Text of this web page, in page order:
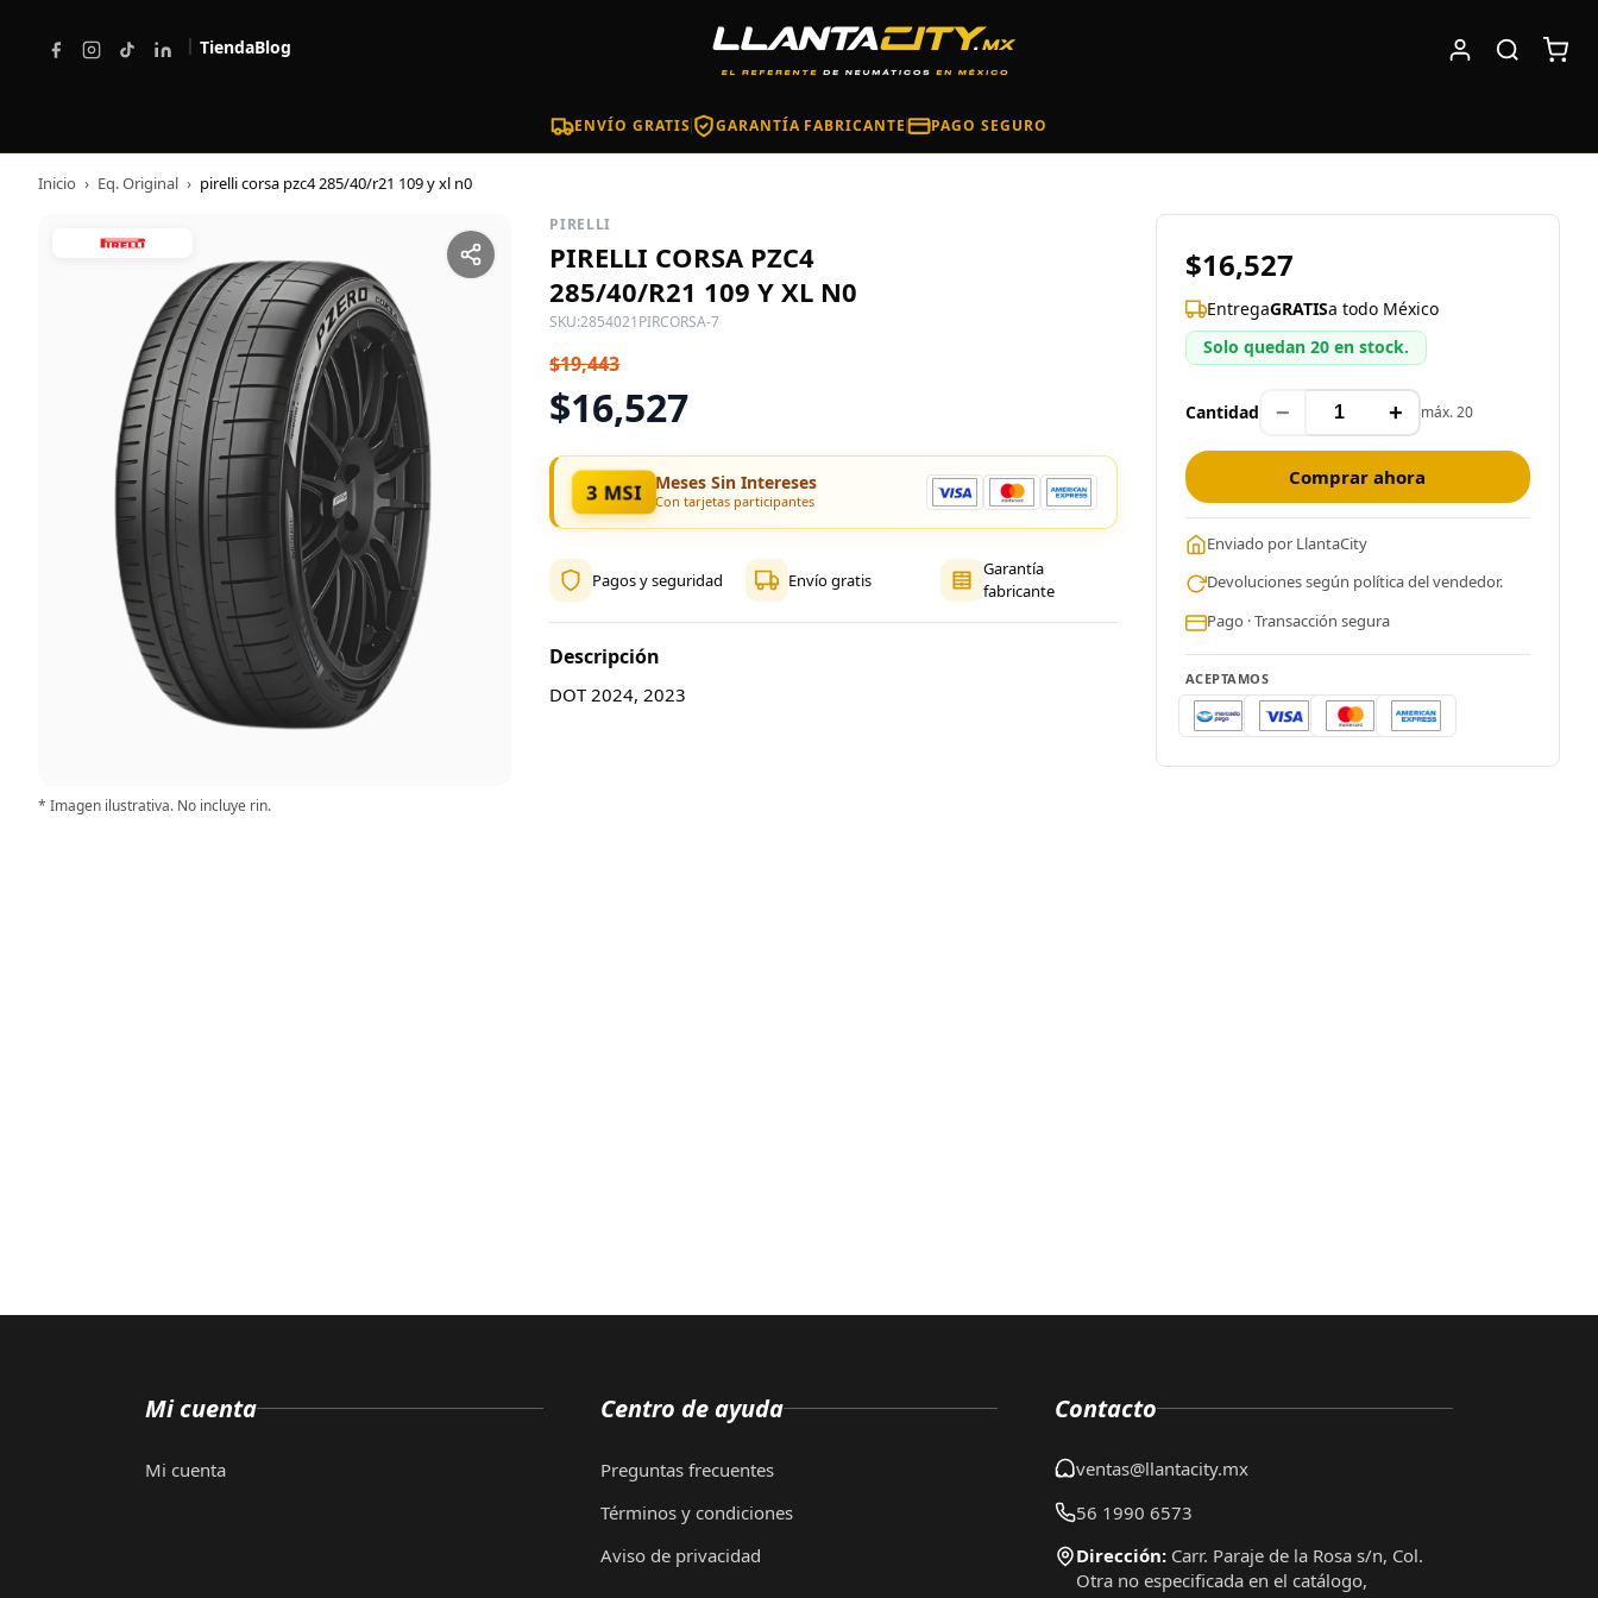
| TiendaBlog
ENVÍO GRATIS GARANTÍA FABRICANTE PAGO SEGURO
Inicio › Eq. Original › pirelli corsa pzc4 285/40/r21 109 y xl n0
* Imagen ilustrativa. No incluye rin.
PIRELLI
PIRELLI CORSA PZC4
285/40/R21 109 Y XL N0
SKU:2854021PIRCORSA-7
$19,443
$16,527
3 MSI Meses Sin Intereses
Con tarjetas participantes
Pagos y seguridad Envío gratis
Garantía
fabricante
Descripción
DOT 2024, 2023
$16,527
EntregaGRATISa todo México
Solo quedan 20 en stock.
Cantidad − + máx. 20
Comprar ahora
Enviado por LlantaCity
Devoluciones según política del vendedor.
Pago · Transacción segura
ACEPTAMOS
Mi cuenta
Mi cuenta
Centro de ayuda
Preguntas frecuentes
Términos y condiciones
Aviso de privacidad
Contacto
ventas@llantacity.mx
56 1990 6573
Dirección: Carr. Paraje de la Rosa s/n, Col.
Otra no especificada en el catálogo,